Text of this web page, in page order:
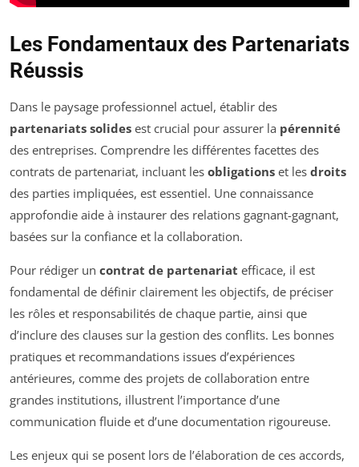
Les Fondamentaux des Partenariats
Réussis
Dans le paysage professionnel actuel, établir des
partenariats solides est crucial pour assurer la pérennité
des entreprises. Comprendre les différentes facettes des
contrats de partenariat, incluant les obligations et les droits
des parties impliquées, est essentiel. Une connaissance
approfondie aide à instaurer des relations gagnant-gagnant,
basées sur la confiance et la collaboration.
Pour rédiger un contrat de partenariat efficace, il est
fondamental de définir clairement les objectifs, de préciser
les rôles et responsabilités de chaque partie, ainsi que
d’inclure des clauses sur la gestion des conflits. Les bonnes
pratiques et recommandations issues d’expériences
antérieures, comme des projets de collaboration entre
grandes institutions, illustrent l’importance d’une
communication fluide et d’une documentation rigoureuse.
Les enjeux qui se posent lors de l’élaboration de ces accords,